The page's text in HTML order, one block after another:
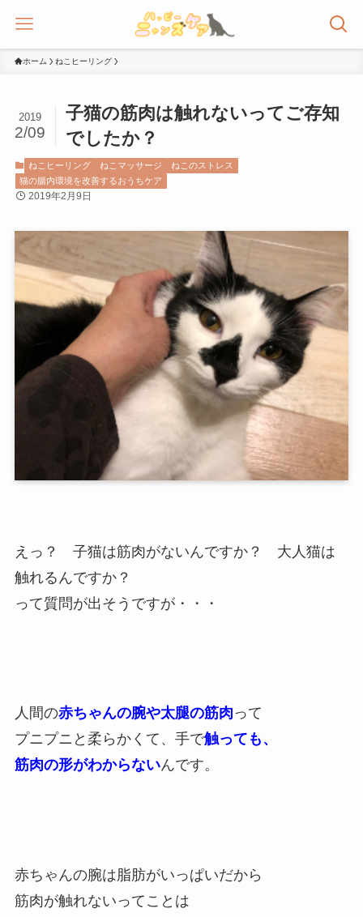
ホーム ねこヒーリング
子猫の筋肉は触れないってご存知
でしたか？
2019
2/09
ねこヒーリング ねこマッサージ
ねこのストレス
猫の腸内環境を改善するおうちケア
2019年2月9日
えっ？ 子猫は筋肉がないんですか？ 大人猫は
触れるんですか？
って質問が出そうですが・・・
人間の赤ちゃんの腕や太腿の筋肉って
プニプニと柔らかくて、手で触っても、
筋肉の形がわからないんです。
赤ちゃんの腕は脂肪がいっぱいだから
筋肉が触れないってことは